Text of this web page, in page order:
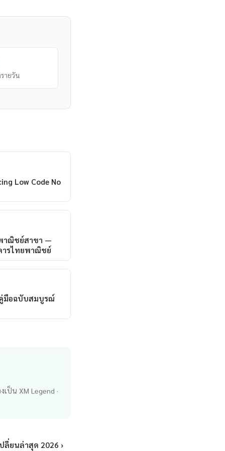
ายวัน
Low Code No
าณิชย์สาขา —
ารไทยพาณิชย์
มือฉบับสมบูรณ์
ป็น XM Legend ·
ลี่ยนล่าสุด 2026 ›